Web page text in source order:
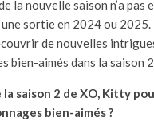
la nouvelle saison n’a pas
sortie en 2024 ou
de nouvelles
bien-aimés dans la saison
la saison 2 de XO, Kitty
bien-aimés ?